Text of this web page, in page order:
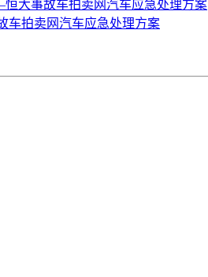
大事故车拍卖网汽车应急处理方案
车拍卖网汽车应急处理方案